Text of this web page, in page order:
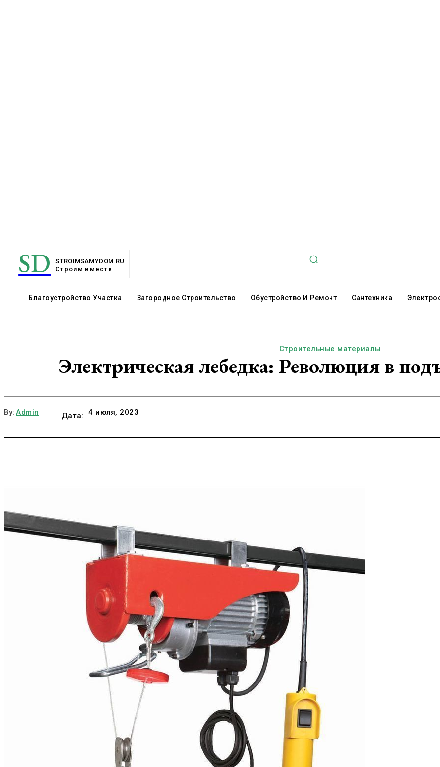
SD
STROIMSAMYDOM.RU
Строим вместе
Благоустройство Участка Загородное Строительство Обустройство И Ремонт Сантехника
Строительные материалы
Электрическая лебедка: Революция в
By: Admin Дата: 4 июля, 2023